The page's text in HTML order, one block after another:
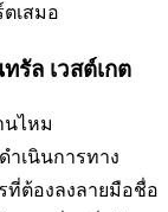
เสมอ
รัล เวสต์เกต
นไหม
ำเนินการทาง
ที่ต้องลงลายมือชื่อ